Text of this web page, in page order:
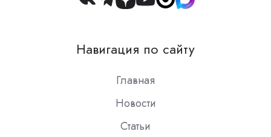
Join
Slack
Навигация по сайту
Главная
Новости
Статьи